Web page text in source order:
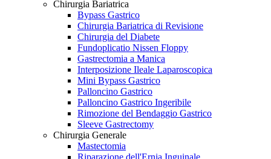
Chirurgia Bariatrica
Bypass Gastrico
Chirurgia Bariatrica di Revisione
Chirurgia del Diabete
Fundoplicatio Nissen Floppy
Gastrectomia a Manica
Interposizione Ileale Laparoscopica
Mini Bypass Gastrico
Palloncino Gastrico
Palloncino Gastrico Ingeribile
Rimozione del Bendaggio Gastrico
Sleeve Gastrectomy
Chirurgia Generale
Mastectomia
Riparazione dell'Ernia Inguinale